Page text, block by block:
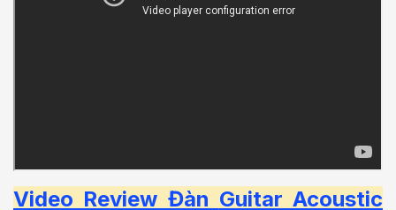
Video Review Đàn Guitar Acoustic